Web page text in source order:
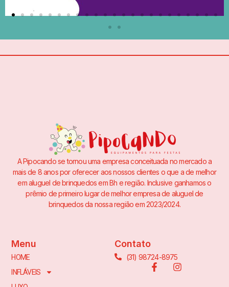
A Pipocando se tornou uma empresa conceituada no mercado a
mais de 8 anos por oferecer aos nossos clientes o que a de melhor
em aluguel de brinquedos em Bh e região. Inclusive ganhamos o
prêmio de primeiro lugar de melhor empresa de aluguel de
brinquedos da nossa região em 2023/2024.
Menu
HOME
INFLÁVEIS
Contato
(31) 98724-8975